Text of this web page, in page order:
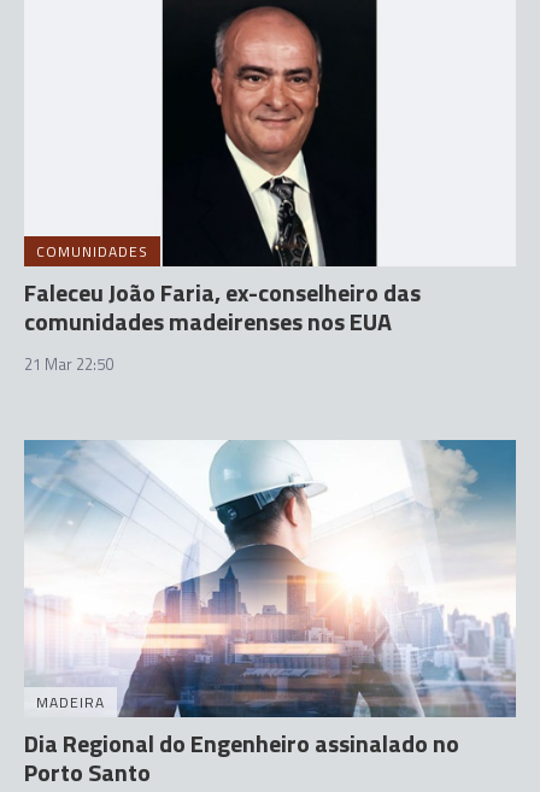
COMUNIDADES
Faleceu João Faria, ex-conselheiro das
comunidades madeirenses nos EUA
21 Mar 22:50
MADEIRA
Dia Regional do Engenheiro assinalado no
Porto Santo